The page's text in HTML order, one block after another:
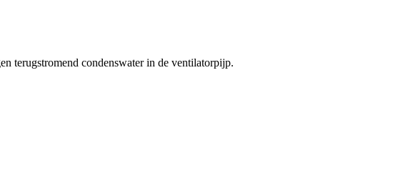
terugstromend condenswater in de ventilatorpijp.